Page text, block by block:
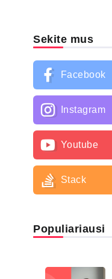
Sekite mus
Facebook
Instagram
Youtube
Stack
Populiariausi